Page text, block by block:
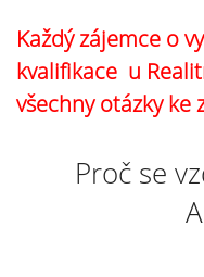
Každý zájemce o
kvalifikace u
všechny otázky ke
Proč se